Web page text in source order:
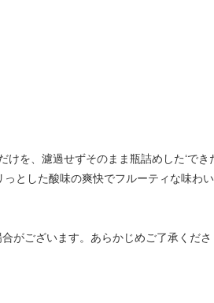
を、濾過せずそのまま瓶詰めした‘でき
とした酸味の爽快でフルーティな味わ
がございます。あらかじめご了承くださ